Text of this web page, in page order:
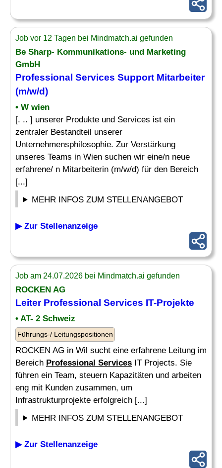
Job vor 12 Tagen bei Mindmatch.ai gefunden
Be Sharp- Kommunikations- und Marketing
GmbH
Professional Services Support Mitarbeiter
(m/w/d)
• W wien
[. .. ] unserer Produkte und Services ist ein
zentraler Bestandteil unserer
Unternehmensphilosophie. Zur Verstärkung
unseres Teams in Wien suchen wir eine/n neue
erfahrene/ n Mitarbeiterin (m/w/d) für den Bereich
[...]
MEHR INFOS ZUM STELLENANGEBOT
▶ Zur Stellenanzeige
Job am 24.07.2026 bei Mindmatch.ai gefunden
ROCKEN AG
Leiter Professional Services IT-Projekte
• AT- 2 Schweiz
Führungs-/ Leitungspositionen
ROCKEN AG in Wil sucht eine erfahrene Leitung im
Bereich Professional Services IT Projects. Sie
führen ein Team, steuern Kapazitäten und arbeiten
eng mit Kunden zusammen, um
Infrastrukturprojekte erfolgreich [...]
MEHR INFOS ZUM STELLENANGEBOT
▶ Zur Stellenanzeige